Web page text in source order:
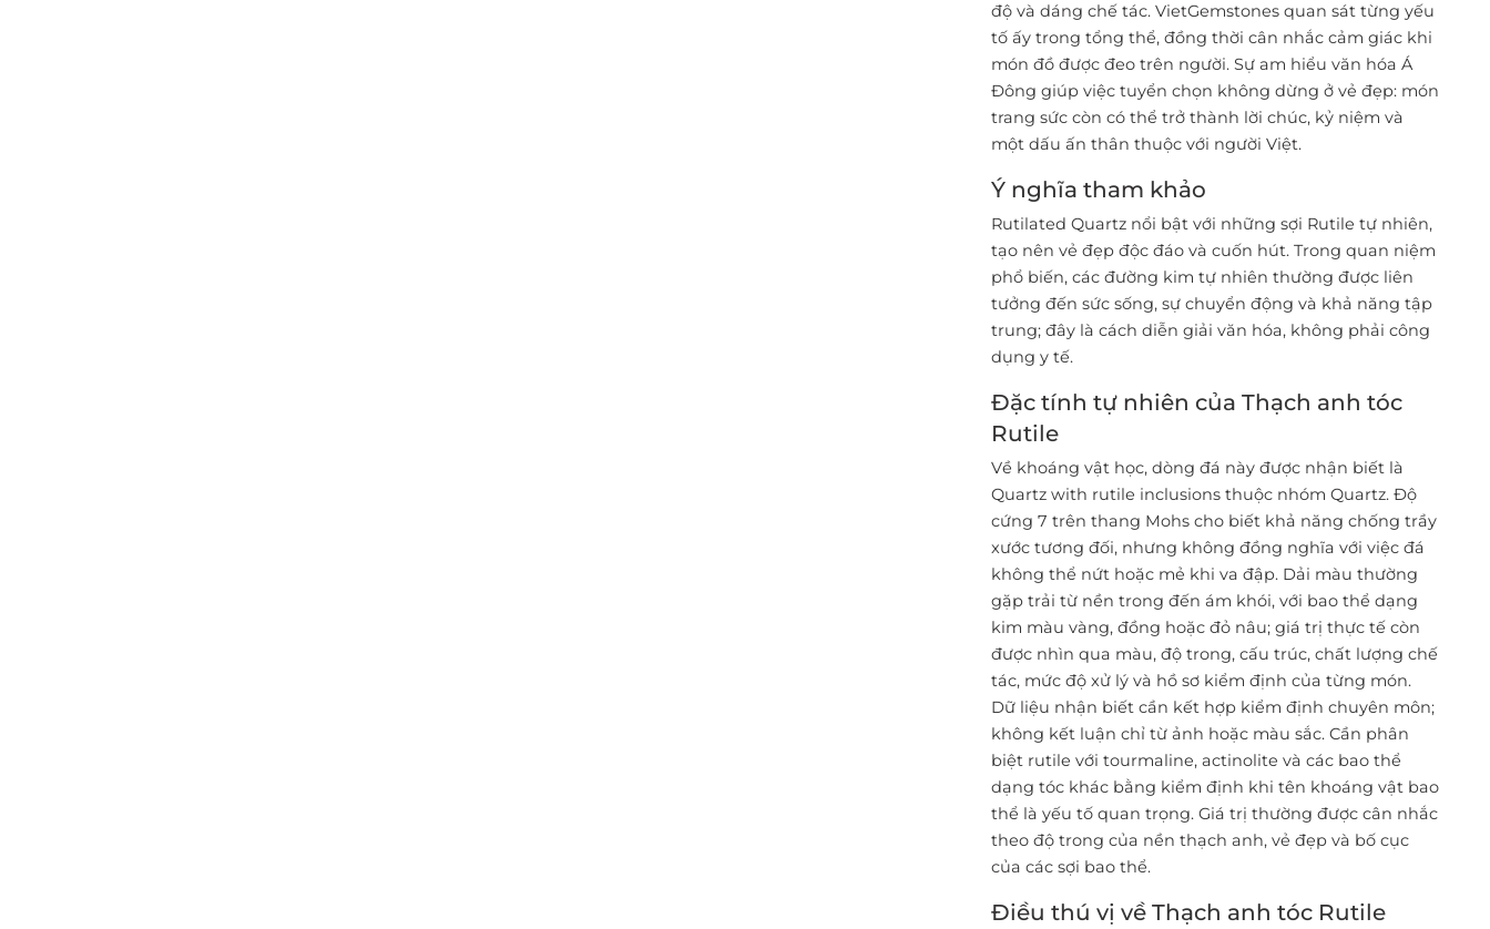
độ và dáng chế tác. VietGemstones quan sát từng yếu
tố ấy trong tổng thể, đồng thời cân nhắc cảm giác khi
món đồ được đeo trên người. Sự am hiểu văn hóa Á
Đông giúp việc tuyển chọn không dừng ở vẻ đẹp: món
trang sức còn có thể trở thành lời chúc, kỷ niệm và
một dấu ấn thân thuộc với người Việt.
Ý nghĩa tham khảo
Rutilated Quartz nổi bật với những sợi Rutile tự nhiên,
tạo nên vẻ đẹp độc đáo và cuốn hút. Trong quan niệm
phổ biến, các đường kim tự nhiên thường được liên
tưởng đến sức sống, sự chuyển động và khả năng tập
trung; đây là cách diễn giải văn hóa, không phải công
dụng y tế.
Đặc tính tự nhiên của Thạch anh tóc
Rutile
Về khoáng vật học, dòng đá này được nhận biết là
Quartz with rutile inclusions thuộc nhóm Quartz. Độ
cứng 7 trên thang Mohs cho biết khả năng chống trầy
xước tương đối, nhưng không đồng nghĩa với việc đá
không thể nứt hoặc mẻ khi va đập. Dải màu thường
gặp trải từ nền trong đến ám khói, với bao thể dạng
kim màu vàng, đồng hoặc đỏ nâu; giá trị thực tế còn
được nhìn qua màu, độ trong, cấu trúc, chất lượng chế
tác, mức độ xử lý và hồ sơ kiểm định của từng món.
Dữ liệu nhận biết cần kết hợp kiểm định chuyên môn;
không kết luận chỉ từ ảnh hoặc màu sắc. Cần phân
biệt rutile với tourmaline, actinolite và các bao thể
dạng tóc khác bằng kiểm định khi tên khoáng vật bao
thể là yếu tố quan trọng. Giá trị thường được cân nhắc
theo độ trong của nền thạch anh, vẻ đẹp và bố cục
của các sợi bao thể.
Điều thú vị về Thạch anh tóc Rutile